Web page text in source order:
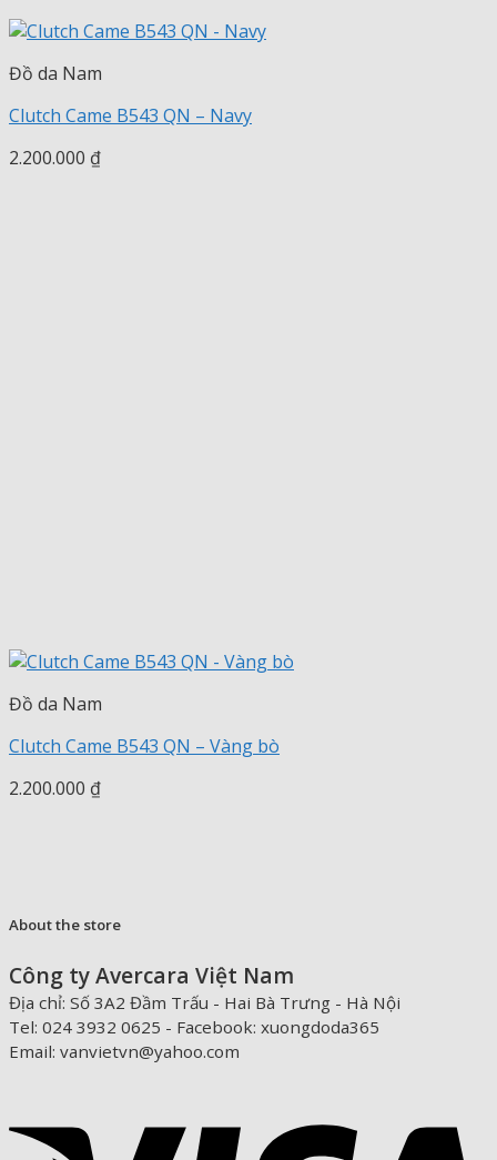
Đồ da Nam
Clutch Came B543 QN – Navy
2.200.000 ₫
Đồ da Nam
Clutch Came B543 QN – Vàng bò
2.200.000 ₫
About the store
Công ty Avercara Việt Nam
Địa chỉ: Số 3A2 Đầm Trấu - Hai Bà Trưng - Hà Nội
Tel: 024 3932 0625 - Facebook: xuongdoda365
Email: vanvietvn@yahoo.com